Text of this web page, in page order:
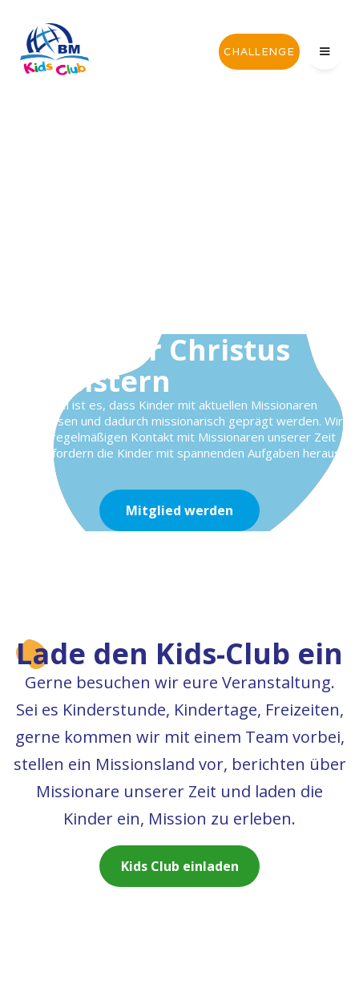
CHALLENGE
Kinder für Christus
begeistern
Unser Ziel ist es, dass Kinder mit aktuellen Missionaren
aufwachsen und dadurch missionarisch geprägt werden. Wir
bieten regelmäßigen Kontakt mit Missionaren unserer Zeit
an und fordern die Kinder mit spannenden Aufgaben heraus.
Mitglied werden
Lade den Kids-Club ein
Gerne besuchen wir eure Veranstaltung.
Sei es Kinderstunde, Kindertage, Freizeiten,
gerne kommen wir mit einem Team vorbei,
stellen ein Missionsland vor, berichten über
Missionare unserer Zeit und laden die
Kinder ein, Mission zu erleben.
Kids Club einladen